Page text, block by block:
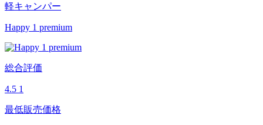
軽キャンパー
Happy 1 premium
総合評価
4.5 1
最低販売価格